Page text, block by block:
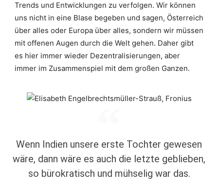
Trends und Entwicklungen zu verfolgen. Wir können
uns nicht in eine Blase begeben und sagen, Österreich
über alles oder Europa über alles, sondern wir müssen
mit offenen Augen durch die Welt gehen. Daher gibt
es hier immer wieder Dezentralisierungen, aber
immer im Zusammenspiel mit dem großen Ganzen.
Wenn Indien unsere erste Tochter gewesen
wäre, dann wäre es auch die letzte geblieben,
so bürokratisch und mühselig war das.